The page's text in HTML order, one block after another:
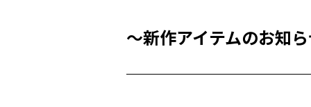
〜新作アイテムのお知